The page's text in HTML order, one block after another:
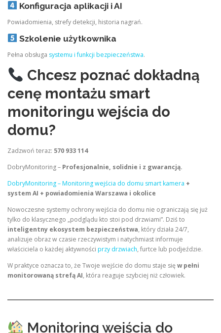
Konfiguracja aplikacji i AI
Powiadomienia, strefy detekcji, historia nagrań.
Szkolenie użytkownika
Pełna obsługa systemu i funkcji bezpieczeństwa.
Chcesz poznać dokładną
cenę montażu smart
monitoringu wejścia do
domu?
Zadzwoń teraz: 570 933 114
DobryMonitoring – Profesjonalnie, solidnie i z gwarancją.
DobryMonitoring – Monitoring wejścia do domu smart kamera +
system AI + powiadomienia Warszawa i okolice
Nowoczesne systemy ochrony wejścia do domu nie ograniczają się już
tylko do klasycznego „podglądu kto stoi pod drzwiami”. Dziś to
inteligentny ekosystem bezpieczeństwa, który działa 24/7,
analizuje obraz w czasie rzeczywistym i natychmiast informuje
właściciela o każdej aktywności przy drzwiach, furtce lub podjeździe.
W praktyce oznacza to, że Twoje wejście do domu staje sięw pełni
monitorowaną strefą AI, która reaguje szybciej niż człowiek.
Monitoring wejścia do